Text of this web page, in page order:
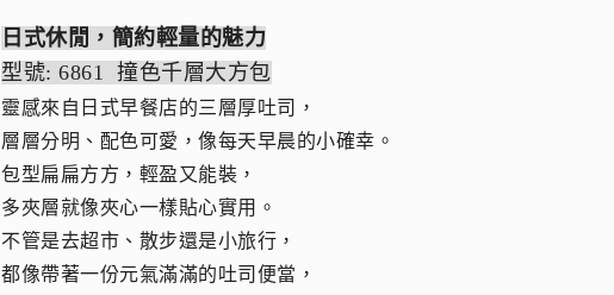
日式休閒，簡約輕量的魅力
型號: 6861 撞色千層大方包
靈感來自日式早餐店的三層厚吐司，
層層分明、配色可愛，像每天早晨的小確幸。
包型扁扁方方，輕盈又能裝，
多夾層就像夾心一樣貼心實用。
不管是去超市、散步還是小旅行，
都像帶著一份元氣滿滿的吐司便當，